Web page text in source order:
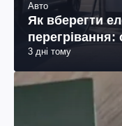
Авто
Як вберегти
перегрівання:
3 дні тому